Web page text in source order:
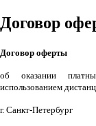
Договор
Договор оферты
об оказании
использованием
г. Санкт-Петербург